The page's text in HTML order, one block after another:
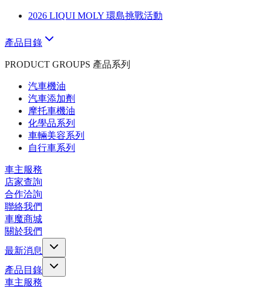
2026 LIQUI MOLY 環島挑戰活動
產品目錄
PRODUCT GROUPS 產品系列
汽車機油
汽車添加劑
摩托車機油
化學品系列
車輛美容系列
自行車系列
車主服務
店家查詢
合作洽詢
聯絡我們
車魔商城
關於我們
最新消息
產品目錄
車主服務